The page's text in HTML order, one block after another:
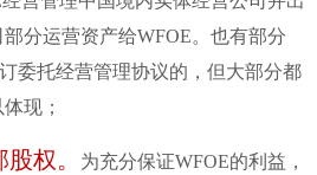
分运营资产给WFOE。也有部分
委托经营管理协议的，但大部分都
现；
权。
为充分保证WFOE的利益，